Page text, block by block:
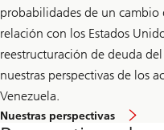
probabilidades de un
relación con los Estados
reestructuración de deuda
nuestras perspectivas de los
Venezuela.
Nuestras perspectivas